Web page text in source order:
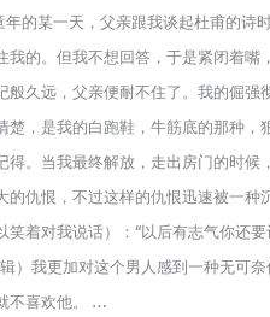
的某一天，父亲跟我谈起杜甫的诗
的。但我不想回答，于是紧闭着嘴
久远，父亲便耐不住了。我的倔强
，是我的白跑鞋，牛筋底的那种，
。当我最终解放，走出房门的时候
仇恨，不过这样的仇恨迅速被一种
着对我说话）：“以后有志气你还要
）我更加对这个男人感到一种无可
不喜欢他。 …